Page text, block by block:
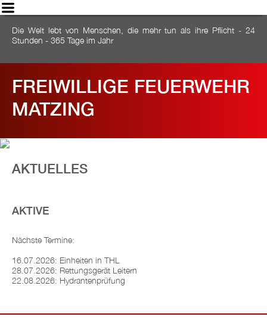
Die Welt lebt von Menschen, die mehr tun als ihre Pflicht - 24
Stunden - 365 Tage im Jahr
FREIWILLIGE FEUERWEHR
MATZING
AKTUELLES
AKTIVE
Nächste Termine:
16.07.2026: Einheiten in THL
28.07.2026: Rettungsgerät Leitern
22.08.2026: Hydrantenprüfung